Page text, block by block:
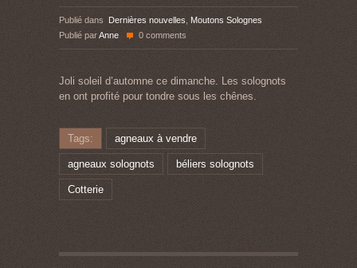
Publié dans Dernières nouvelles
Moutons Solognes
Publié parAnne 0 comments
Joli soleil d’automne ce dimanche. Les solognots
en ont profité pour tondre sous les chênes.
Tags: agneaux à vendre
agneaux solognots béliers solognots
Cotterie